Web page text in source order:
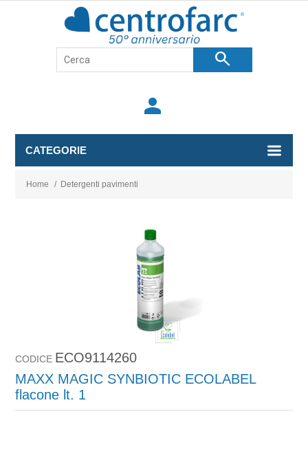
search
person
CATEGORIE
Home / Detergenti pavimenti
CODICE ECO9114260
MAXX MAGIC SYNBIOTIC ECOLABEL
flacone lt. 1